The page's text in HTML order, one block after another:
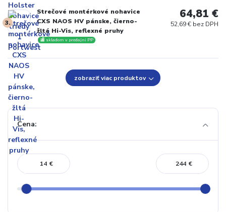
3.
Strečové montérkové nohavice
CXS NAOS HV pánske, čierno-
žltá Hi-Vis, reflexné pruhy
🏬 skladom v predajni PP
64,81 €
52,69 € bez DPH
zobraziť viac produktov
Cena:
€ €